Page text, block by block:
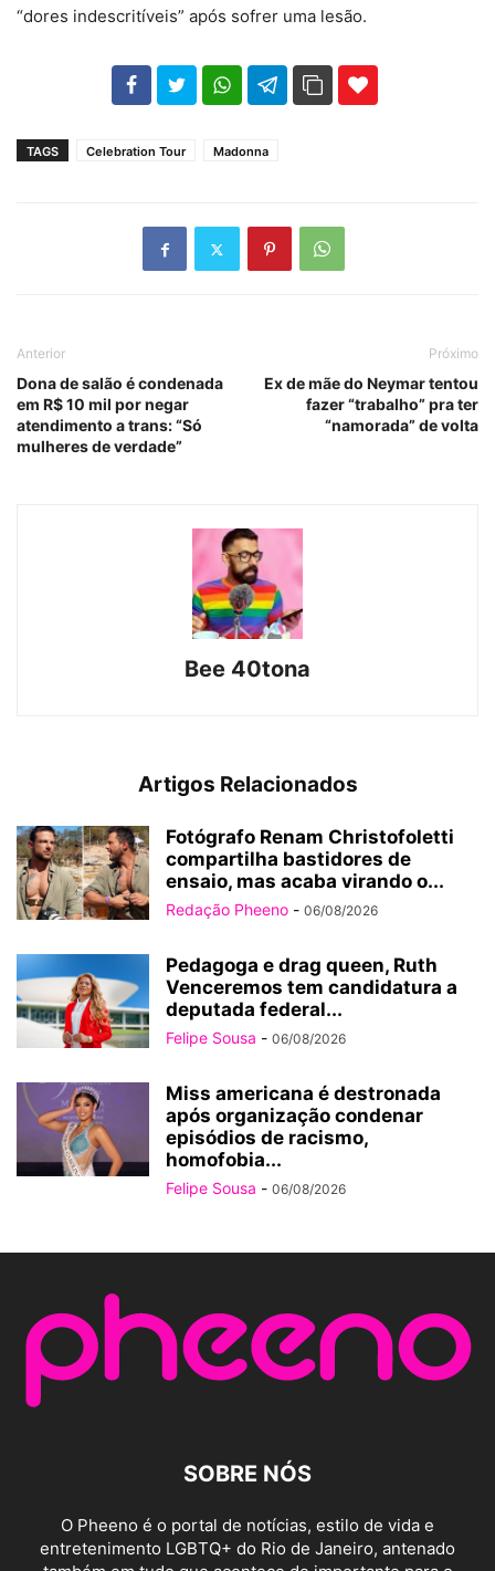
“dores indescritíveis” após sofrer uma lesão.
102 35
TAGS Celebration Tour Madonna
Anterior
Dona de salão é condenada
em R$ 10 mil por negar
atendimento a trans: “Só
mulheres de verdade”
Próximo
Ex de mãe do Neymar tentou
fazer “trabalho” pra ter
“namorada” de volta
Bee 40tona
Artigos Relacionados
Fotógrafo Renam Christofoletti
compartilha bastidores de
ensaio, mas acaba virando o...
Redação Pheeno - 06/08/2026
Pedagoga e drag queen, Ruth
Venceremos tem candidatura a
deputada federal...
Felipe Sousa - 06/08/2026
Miss americana é destronada
após organização condenar
episódios de racismo,
homofobia...
Felipe Sousa - 06/08/2026
SOBRE NÓS
O Pheeno é o portal de notícias, estilo de vida e
entretenimento LGBTQ+ do Rio de Janeiro, antenado